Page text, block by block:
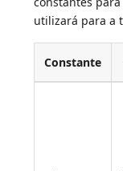
utilizará para a
Constante